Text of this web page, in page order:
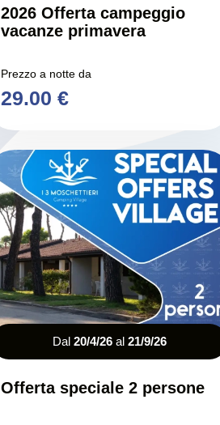
2026 Offerta campeggio
vacanze primavera
Prezzo a notte da
29.00 €
Dal 20/4/26al 21/9/26
Offerta speciale 2 persone